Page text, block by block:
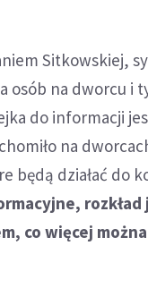
Sitkowskiej,
osób na dworcu i
do informacji
na
będą działać do
co więcej